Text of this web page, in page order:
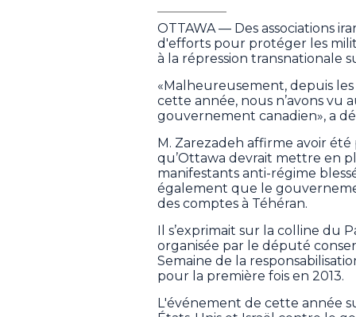
OTTAWA — Des associations
d'efforts pour protéger les
à la répression transnationale
«Malheureusement, depuis
cette année, nous n’avons vu
gouvernement canadien», a
M. Zarezadeh affirme avoir
qu’Ottawa devrait mettre en
manifestants anti-régime
également que le
des comptes à Téhéran.
Il s’exprimait sur la colline du
organisée par le député
Semaine de la
pour la première fois en 2013.
L'événement de cette année